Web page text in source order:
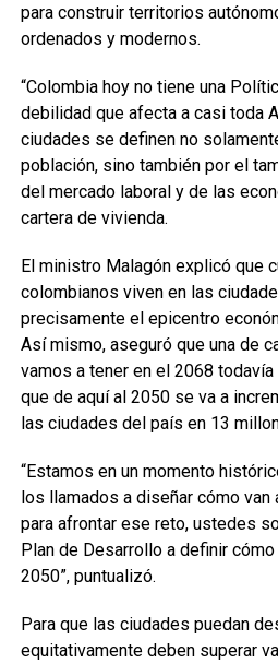
para construir territorios
ordenados y modernos.
“Colombia hoy no tiene una
debilidad que afecta a casi toda
ciudades se definen no
población, sino también por el
del mercado laboral y de las
cartera de vivienda.
El ministro Malagón explicó que
colombianos viven en las
precisamente el epicentro
Así mismo, aseguró que una de
vamos a tener en el 2068
que de aquí al 2050 se va a
las ciudades del país en 13
“Estamos en un momento
los llamados a diseñar cómo van
para afrontar ese reto, ustedes
Plan de Desarrollo a definir
2050”, puntualizó.
Para que las ciudades puedan
equitativamente deben superar